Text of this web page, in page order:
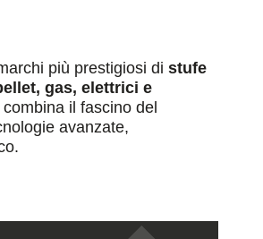
più prestigiosi di stufe
gas, elettrici e
il fascino del
avanzate,